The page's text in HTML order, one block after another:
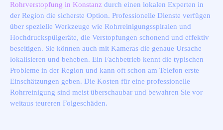
Rohrverstopfung in Konstanz durch einen lokalen Experten in
der Region die sicherste Option. Professionelle Dienste verfügen
über spezielle Werkzeuge wie Rohrreinigungsspiralen und
Hochdruckspülgeräte, die Verstopfungen schonend und effektiv
beseitigen. Sie können auch mit Kameras die genaue Ursache
lokalisieren und beheben. Ein Fachbetrieb kennt die typischen
Probleme in der Region und kann oft schon am Telefon erste
Einschätzungen geben. Die Kosten für eine professionelle
Rohrreinigung sind meist überschaubar und bewahren Sie vor
weitaus teureren Folgeschäden.